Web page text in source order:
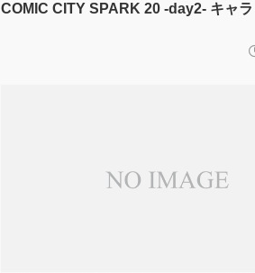
COMIC CITY SPARK 20 -day2- キャ